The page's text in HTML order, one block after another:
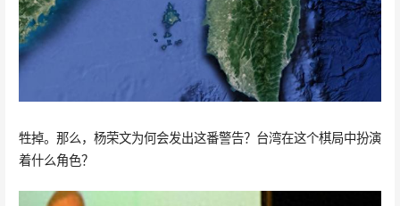
牲掉。那么，杨荣文为何会发出这番警告？台湾在这个棋局中扮演
着什么角色？